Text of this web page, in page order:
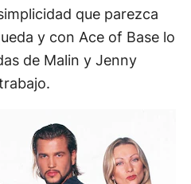
que parezca
y con Ace of Base lo
de Malin y Jenny